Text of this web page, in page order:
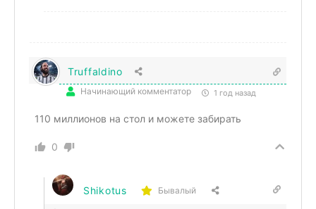
Truffaldino
Начинающий комментатор 1 год назад
110 миллионов на стол и можете забирать
0
Shikotus Бывалый